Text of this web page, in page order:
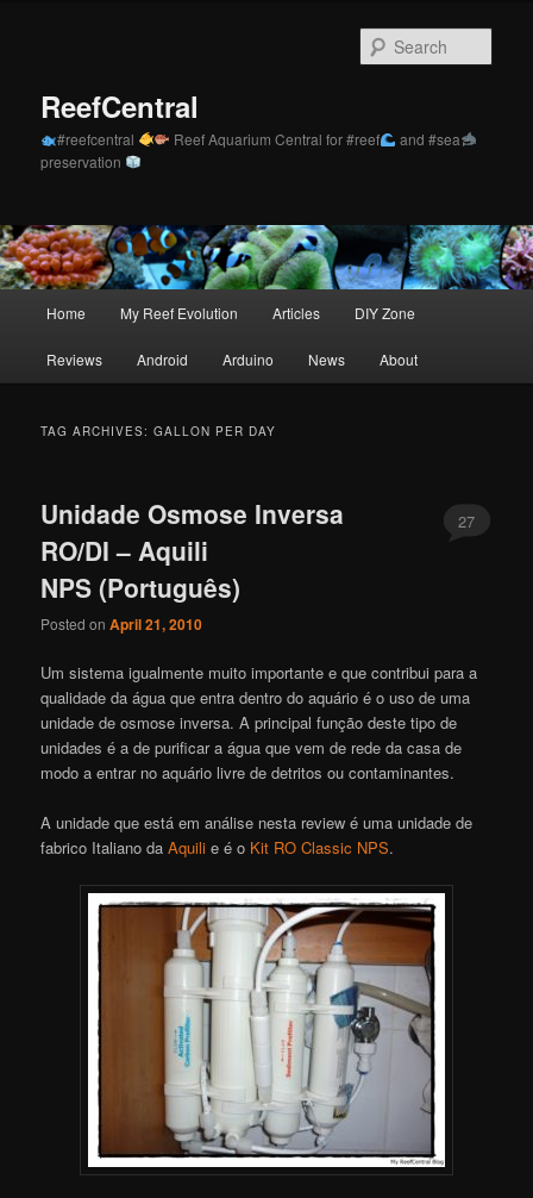
ReefCentral
#reefcentral Reef Aquarium Central for #reef
and #sea
preservation
Home My Reef Evolution Articles DIY Zone
Reviews Android Arduino News About
TAG ARCHIVES:GALLON PER DAY
Unidade Osmose Inversa
RO/DI – Aquili
NPS (Português)
Posted onApril 21, 2010
27
Um sistema igualmente muito importante e que contribui para a
qualidade da água que entra dentro do aquário é o uso de uma
unidade de osmose inversa. A principal função deste tipo de
unidades é a de purificar a água que vem de rede da casa de
modo a entrar no aquário livre de detritos ou contaminantes.
A unidade que está em análise nesta review é uma unidade de
fabrico Italiano daAquili e é o Kit RO Classic NPS.